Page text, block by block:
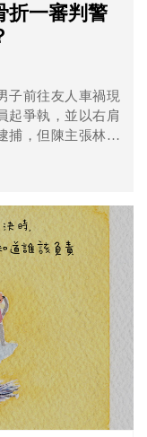
折一審判警
子前往友人車禍現
起爭執，並以右肩
捕，但陳主張林員
不服上訴；高等
，林員無賠償責